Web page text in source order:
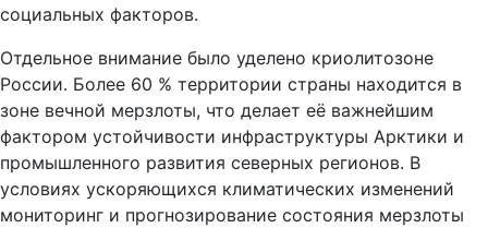
социальных факторов.
Отдельное внимание было уделено криолитозоне
России. Более 60 % территории страны находится в
зоне вечной мерзлоты, что делает её важнейшим
фактором устойчивости инфраструктуры Арктики и
промышленного развития северных регионов. В
условиях ускоряющихся климатических изменений
мониторинг и прогнозирование состояния мерзлоты